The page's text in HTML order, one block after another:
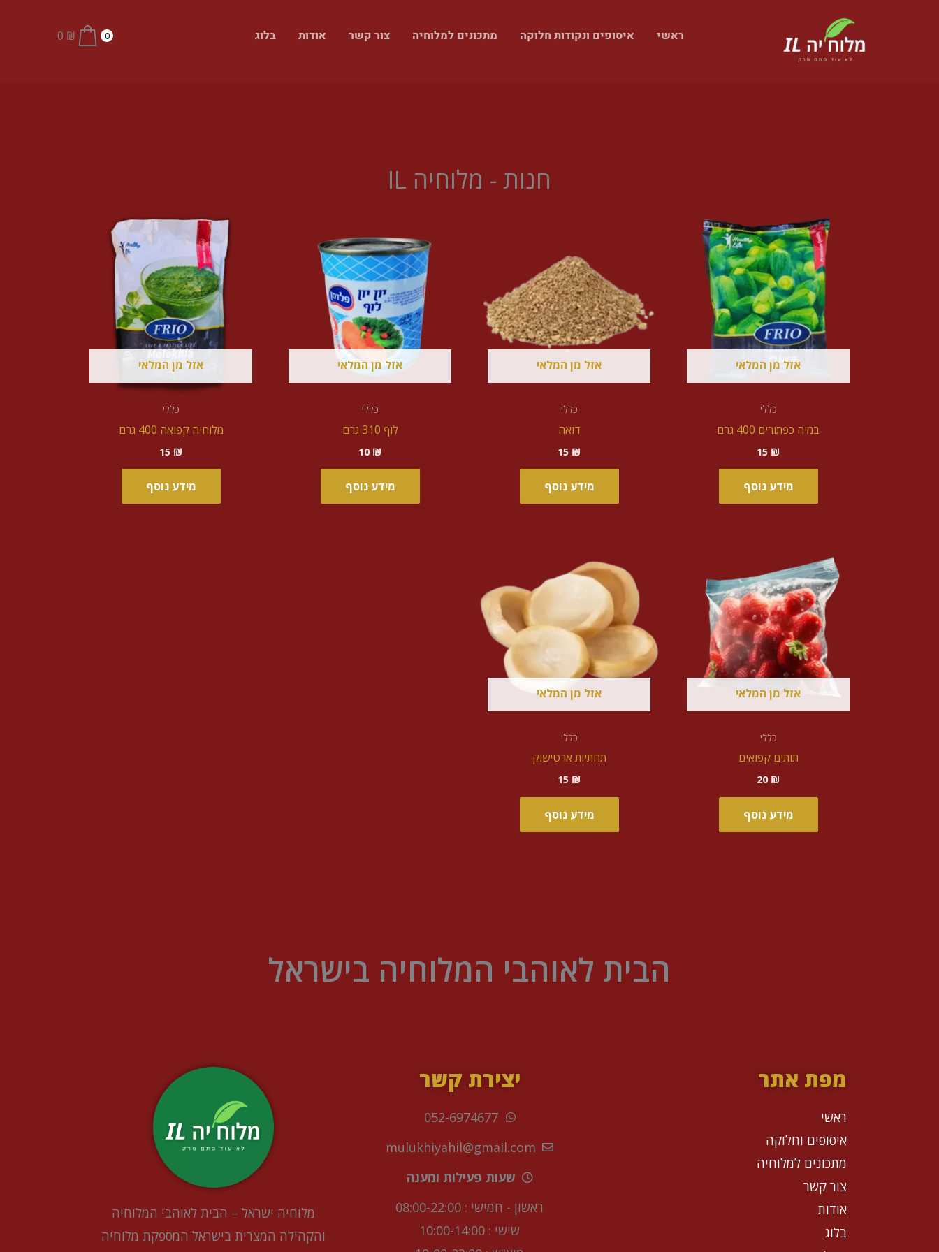
ראשי איסופים ונקודות חלוקה מתכונים למלוחיה צור קשר אודות בלוג 0
0 ₪
חנות - מלוחיה IL
אזל מן המלאי
כללי
במיה כפתורים 400 גרם
15 ₪
מידע נוסף
אזל מן המלאי
כללי
דואה
15 ₪
מידע נוסף
אזל מן המלאי
כללי
לוף 310 גרם
10 ₪
מידע נוסף
אזל מן המלאי
כללי
מלוחיה קפואה 400 גרם
15 ₪
מידע נוסף
אזל מן המלאי
כללי
תותים קפואים
20 ₪
מידע נוסף
אזל מן המלאי
כללי
תחתיות ארטישוק
15 ₪
מידע נוסף
הבית לאוהבי המלוחיה בישראל
מפת אתר
ראשי
איסופים וחלוקה
מתכונים למלוחיה
צור קשר
אודות
בלוג
יצירת קשר
052-6974677
mulukhiyahil@gmail.com
שעות פעילות ומענה
ראשון - חמישי : 08:00-22:00
שישי : 10:00-14:00
מלוחיה ישראל – הבית לאוהבי המלוחיה
והקהילה המצרית בישראל המספקת מלוחיה